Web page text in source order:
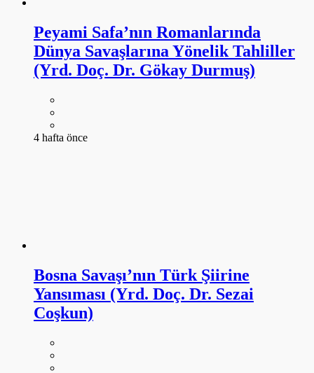
Peyami Safa’nın Romanlarında
Dünya Savaşlarına Yönelik Tahliller
(Yrd. Doç. Dr. Gökay Durmuş)
4 hafta önce
Bosna Savaşı’nın Türk Şiirine
Yansıması (Yrd. Doç. Dr. Sezai
Coşkun)